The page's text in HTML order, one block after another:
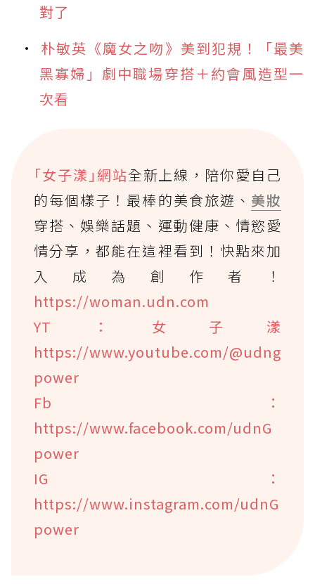
對了
朴敏英《魔女之吻》美到犯規！「最美
黑寡婦」劇中職場穿搭＋約會風造型一
次看
｢女子漾｣網站全新上線，陪你愛自己
的每個樣子！最棒的美食旅遊、 美妝
穿搭、娛樂話題、運動健康、情慾愛
情分享，都能在這裡看到！快點來加
入成為創作者！
https://woman.udn.com
YT：女子漾
https://www.youtube.com/@udng
power
Fb：
https://www.facebook.com/udnG
power
IG：
https://www.instagram.com/udnG
power